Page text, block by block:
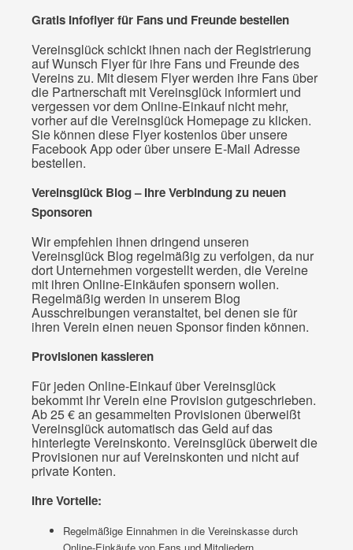
Gratis Infoflyer für Fans und Freunde bestellen
Vereinsglück schickt ihnen nach der Registrierung
auf Wunsch Flyer für ihre Fans und Freunde des
Vereins zu. Mit diesem Flyer werden ihre Fans über
die Partnerschaft mit Vereinsglück informiert und
vergessen vor dem Online-Einkauf nicht mehr,
vorher auf die Vereinsglück Homepage zu klicken.
Sie können diese Flyer kostenlos über unsere
Facebook App oder über unsere E-Mail Adresse
bestellen.
Vereinsglück Blog – Ihre Verbindung zu neuen
Sponsoren
Wir empfehlen ihnen dringend unseren
Vereinsglück Blog regelmäßig zu verfolgen, da nur
dort Unternehmen vorgestellt werden, die Vereine
mit ihren Online-Einkäufen sponsern wollen.
Regelmäßig werden in unserem Blog
Ausschreibungen veranstaltet, bei denen sie für
ihren Verein einen neuen Sponsor finden können.
Provisionen kassieren
Für jeden Online-Einkauf über Vereinsglück
bekommt ihr Verein eine Provision gutgeschrieben.
Ab 25 € an gesammelten Provisionen überweißt
Vereinsglück automatisch das Geld auf das
hinterlegte Vereinskonto. Vereinsglück überweit die
Provisionen nur auf Vereinskonten und nicht auf
private Konten.
Ihre Vorteile:
Regelmäßige Einnahmen in die Vereinskasse durch